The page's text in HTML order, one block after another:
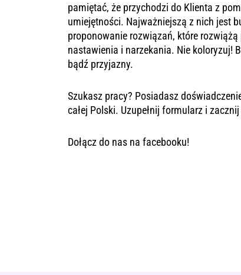
pamiętać, że przychodzi do Klienta z
umiejętności. Najważniejszą z nich jest
proponowanie rozwiązań, które
nastawienia i narzekania. Nie koloryzuj!
bądź przyjazny.
Szukasz pracy? Posiadasz
całej Polski. Uzupełnij formularz i
Dołącz do nas nafacebooku!